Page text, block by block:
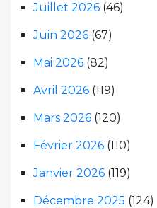
Juillet 2026 (46)
Juin 2026 (67)
Mai 2026 (82)
Avril 2026 (119)
Mars 2026 (120)
Février 2026 (110)
Janvier 2026 (119)
Décembre 2025 (124)